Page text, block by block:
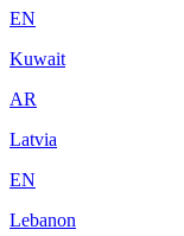
EN
Kuwait
AR
Latvia
EN
Lebanon